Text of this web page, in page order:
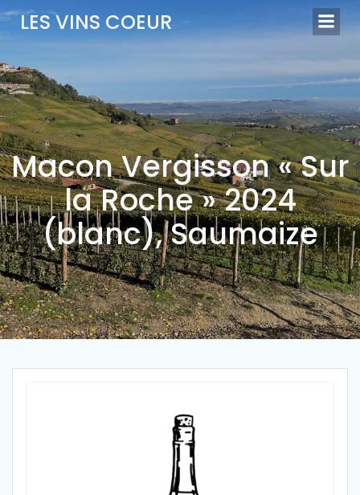
Aller
au
contenu
LES VINS COEUR
Macon Vergisson « Sur
la Roche » 2024
(blanc), Saumaize